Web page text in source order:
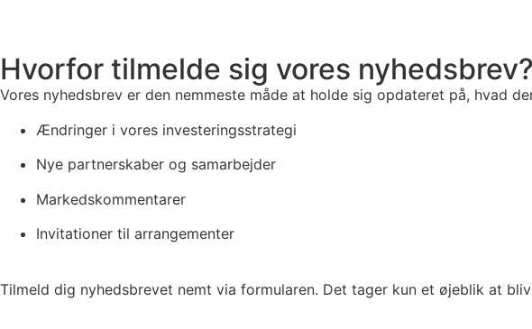
Hvorfor tilmelde sig vores nyhedsbrev?
Vores nyhedsbrev er den nemmeste måde at holde sig opdateret på, hvad
Ændringer i vores investeringsstrategi
Nye partnerskaber og samarbejder
Markedskommentarer
Invitationer til arrangementer
Tilmeld dig nyhedsbrevet nemt via formularen. Det tager kun et øjeblik at